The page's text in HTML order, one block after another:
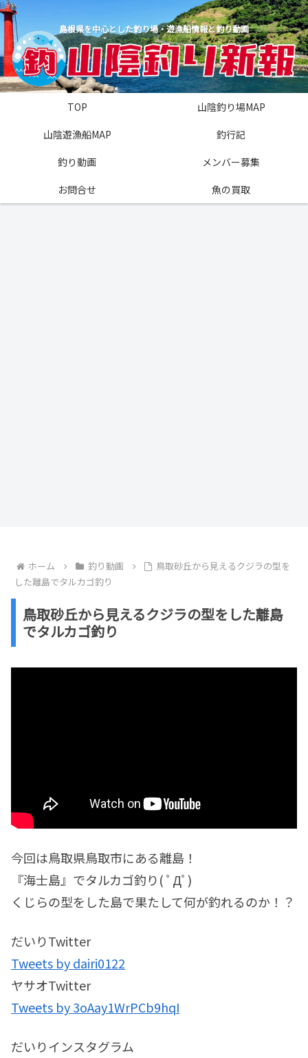
島根県を中心とした釣り場・遊漁船情報と釣り動画
TOP
山陰釣り場MAP
山陰遊漁船MAP
釣行記
釣り動画
メンバー募集
お問合せ
魚の買取
ホーム 釣り動画
鳥取砂丘から見えるクジラの型を
した離島でタルカゴ釣り
鳥取砂丘から見えるクジラの型をした離島
でタルカゴ釣り
今回は鳥取県鳥取市にある離島！
『海士島』でタルカゴ釣り( ﾟДﾟ)
くじらの型をした島で果たして何が釣れるのか！？
だいりTwitter
Tweets by dairi0122
ヤサオTwitter
Tweets by 3oAay1WrPCb9hqI
だいりインスタグラム